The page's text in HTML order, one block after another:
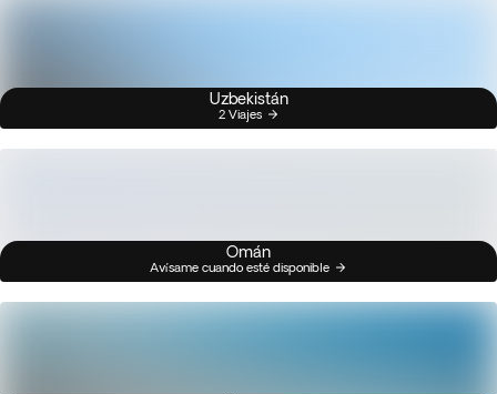
Uzbekistán
2 Viajes
Omán
Avísame cuando esté disponible